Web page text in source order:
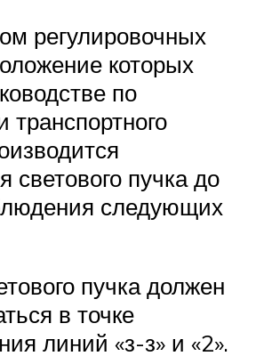
регулировочных
которых
по
транспортного
светового пучка до
следующих
пучка должен
в точке
линий «з-з» и «2».